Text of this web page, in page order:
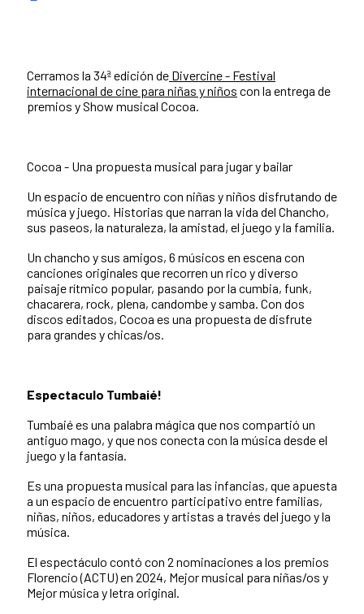
Cerramos la 34ª edición de Divercine - Festival
internacional de cine para niñas y niños con la entrega de
premios y Show musical Cocoa.
Cocoa - Una propuesta musical para jugar y bailar
Un espacio de encuentro con niñas y niños disfrutando de
música y juego. Historias que narran la vida del Chancho,
sus paseos, la naturaleza, la amistad, el juego y la familia.
Un chancho y sus amigos, 6 músicos en escena con
canciones originales que recorren un rico y diverso
paisaje rítmico popular, pasando por la cumbia, funk,
chacarera, rock, plena, candombe y samba. Con dos
discos editados, Cocoa es una propuesta de disfrute
para grandes y chicas/os.
Espectaculo Tumbaié!
Tumbaié es una palabra mágica que nos compartió un
antiguo mago, y que nos conecta con la música desde el
juego y la fantasía.
Es una propuesta musical para las infancias, que apuesta
a un espacio de encuentro participativo entre familias,
niñas, niños, educadores y artistas a través del juego y la
música.
El espectáculo contó con 2 nominaciones a los premios
Florencio (ACTU) en 2024, Mejor musical para niñas/os y
Mejor música y letra original.